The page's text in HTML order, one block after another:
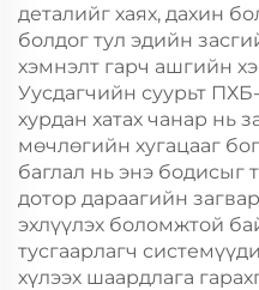
деталийг хаях, дахин
болдог тул эдийн
хэмнэлт гарч ашгийн
Уусдагчийн суурьт
хурдан хатах чанар нь
мөчлөгийн хугацааг
баглал нь энэ бодисыг
дотор дараагийн
эхлүүлэх боломжтой
тусгаарлагч
хүлээх шаардлага